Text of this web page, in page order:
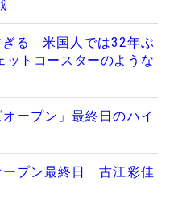
ぎる 米国人では32年ぶ
ットコースターのような
ープン」最終日のハイ
ープン最終日 古江彩佳